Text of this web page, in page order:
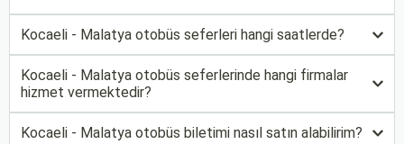
Kocaeli - Malatya otobüs seferleri hangi saatlerde?
Kocaeli - Malatya otobüs seferlerinde hangi firmalar
hizmet vermektedir?
Kocaeli - Malatya otobüs biletimi nasıl satın alabilirim?